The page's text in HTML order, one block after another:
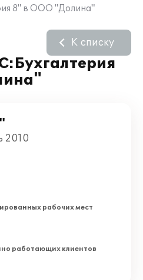
8" в ООО "Долина"
К списку
2010
рабочих мест
работающих клиентов